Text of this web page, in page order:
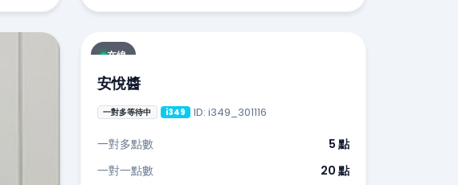
在線
安悅醬
一對多等待中 i349 ID: i349_301116
一對多點數
5 點
一對一點數
20 點